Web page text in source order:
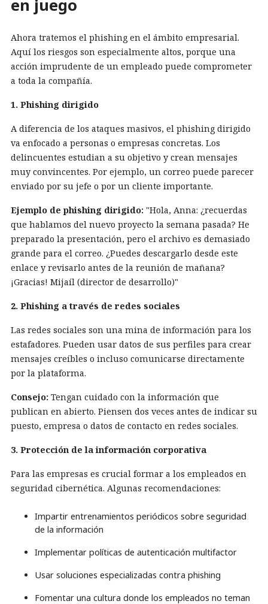
en juego
Ahora tratemos el phishing en el ámbito empresarial.
Aquí los riesgos son especialmente altos, porque una
acción imprudente de un empleado puede comprometer
a toda la compañía.
1. Phishing dirigido
A diferencia de los ataques masivos, el phishing dirigido
va enfocado a personas o empresas concretas. Los
delincuentes estudian a su objetivo y crean mensajes
muy convincentes. Por ejemplo, un correo puede parecer
enviado por su jefe o por un cliente importante.
Ejemplo de phishing dirigido: "Hola, Anna: ¿recuerdas
que hablamos del nuevo proyecto la semana pasada? He
preparado la presentación, pero el archivo es demasiado
grande para el correo. ¿Puedes descargarlo desde este
enlace y revisarlo antes de la reunión de mañana?
¡Gracias! Mijaíl (director de desarrollo)"
2. Phishing a través de redes sociales
Las redes sociales son una mina de información para los
estafadores. Pueden usar datos de sus perfiles para crear
mensajes creíbles o incluso comunicarse directamente
por la plataforma.
Consejo: Tengan cuidado con la información que
publican en abierto. Piensen dos veces antes de indicar su
puesto, empresa o datos de contacto en redes sociales.
3. Protección de la información corporativa
Para las empresas es crucial formar a los empleados en
seguridad cibernética. Algunas recomendaciones:
Impartir entrenamientos periódicos sobre seguridad
de la información
Implementar políticas de autenticación multifactor
Usar soluciones especializadas contra phishing
Fomentar una cultura donde los empleados no teman